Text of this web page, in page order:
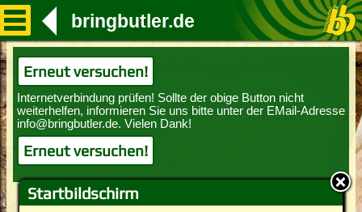
Startbildschirm
bringbutler.de
Erneut versuchen!
Erneut versuchen!